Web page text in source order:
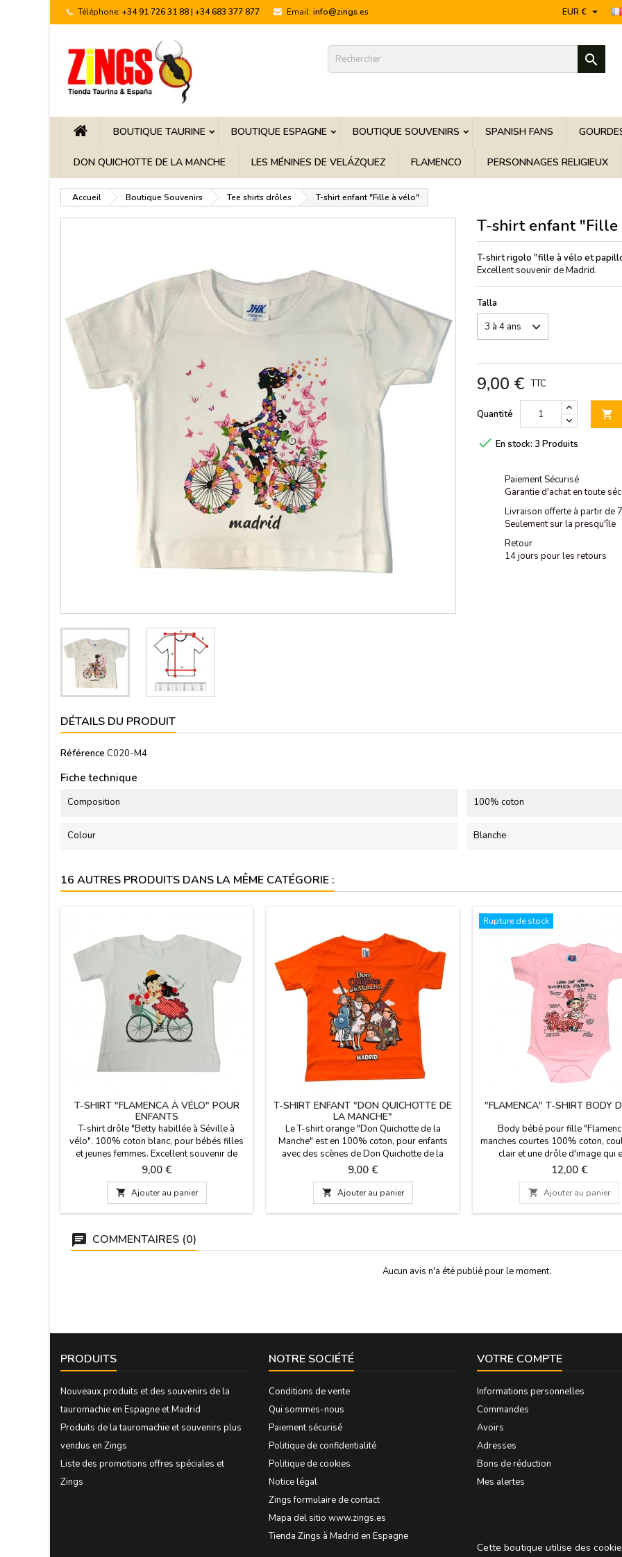
Téléphone: +34 91 726 31 88 | +34 683 377 877 Email: info@zings.es EUR € 

BOUTIQUE TAURINE BOUTIQUE ESPAGNE BOUTIQUE SOUVENIRS SPANISH FANS
DON QUICHOTTE DE LA MANCHE LES MÉNINES DE VELÁZQUEZ FLAMENCO PERSONNAGES RELIGIEUX
Accueil Boutique Souvenirs Tee shirts drôles T-shirt enfant "Fille à vélo"
T-shirt enfant "Fille
T-shirt rigolo "fille à vélo et
Excellent souvenir de Madrid.
Talla
9,00 € TTC
Quantité 
 En stock: 3 Produits
Paiement Sécurisé
Garantie d'achat en toute
Livraison offerte à partir de
Seulement sur la presqu'île
Retour
14 jours pour les retours
DÉTAILS DU PRODUIT
Référence C020-M4
Fiche technique
Composition 100% coton
Colour Blanche
16 AUTRES PRODUITS DANS LA MÊME CATÉGORIE :
T-SHIRT "FLAMENCA À VÉLO" POUR
ENFANTS
T-shirt drôle "Betty habillée à Séville à
vélo". 100% coton blanc, pour bébés filles
et jeunes femmes. Excellent souvenir de
Madrid.
Prix
9,00 €
 Ajouter au panier
T-SHIRT ENFANT "DON QUICHOTTE DE
LA MANCHE"
Le T-shirt orange "Don Quichotte de la
Manche" est en 100% coton, pour enfants
avec des scènes de Don Quichotte de la
Manche pour les plus petits. Des couleurs
gaies et des dessins amusants pour les
plus petits, idéaux comme cadeaux pour les
garçons et les filles. Tailles du 2 ans au 11
ans
Prix
9,00 €
 Ajouter au panier
Rupture de stock
"FLAMENCA" T-SHIRT BODY
Body bébé pour fille
manches courtes 100% coton,
clair et une drôle d'image qui
Comment puis-je être un
authentique?, entre crochets au
changer sa couche. Nous avons
6 mois et 12 mois.
Prix
12,00 €
 Ajouter au panier
COMMENTAIRES (0)
Aucun avis n'a été publié pour le moment.
PRODUITS
Nouveaux produits et des souvenirs de la
tauromachie en Espagne et Madrid
Produits de la tauromachie et souvenirs plus
vendus en Zings
Liste des promotions offres spéciales et
Zings
NOTRE SOCIÉTÉ
Conditions de vente
Qui sommes-nous
Paiement sécurisé
Politique de confidentialité
Politique de cookies
Notice légal
Zings formulaire de contact
Mapa del sitio www.zings.es
Tienda Zings à Madrid en Espagne
VOTRE COMPTE
Informations personnelles
Commandes
Avoirs
Adresses
Bons de réduction
Mes alertes
Cette boutique utilise des